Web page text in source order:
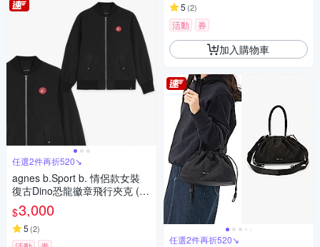
任選2件再折520↘
agnes b.Sport b. 情侶款女裝
復古Dino恐龍徽章飛行夾克 (黑
色)
$3,000
5 (2)
5 (2)
活動 券
加入購物車
任選2件再折520↘